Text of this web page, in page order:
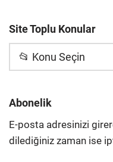
Site Toplu Konular
📂 Konu Seçin
Abonelik
E-posta adresinizi
dilediğiniz zaman ise